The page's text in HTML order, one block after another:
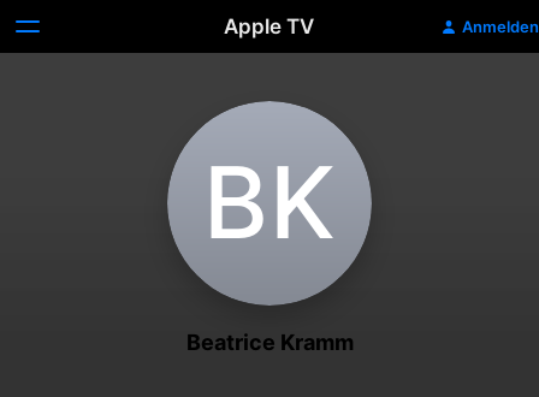
Apple TV Anmelden
B‌K
Beatrice Kramm